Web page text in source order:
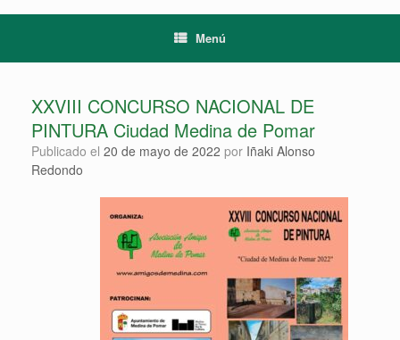
Menú
XXVIII CONCURSO NACIONAL DE
PINTURA Ciudad Medina de Pomar
Publicado el 20 de mayo de 2022 por Iñaki Alonso
Redondo